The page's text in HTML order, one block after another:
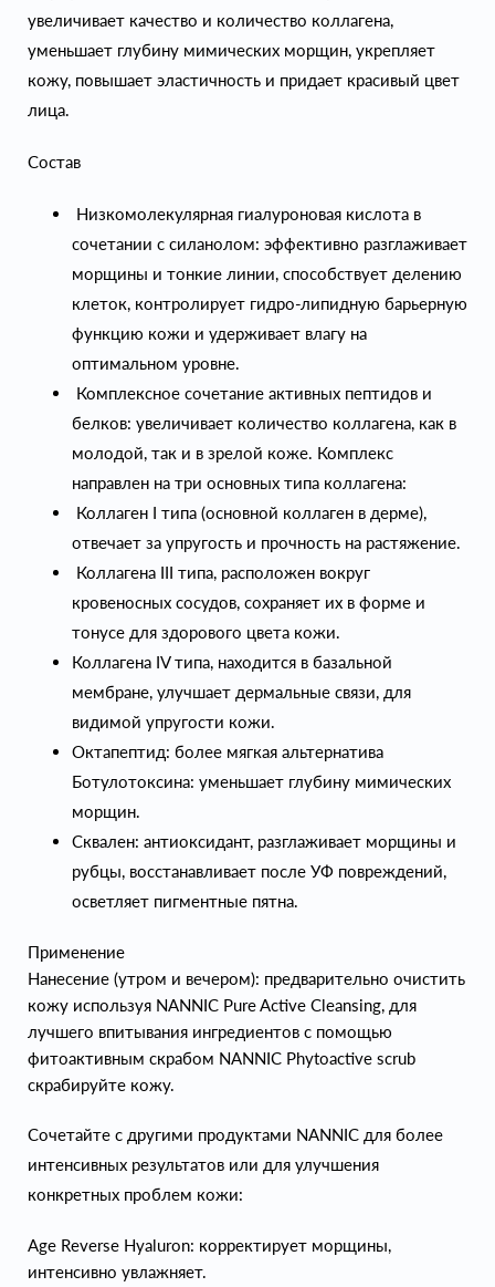
увеличивает качество и количество коллагена,
уменьшает глубину мимических морщин, укрепляет
кожу, повышает эластичность и придает красивый цвет
лица.
Состав
Низкомолекулярная гиалуроновая кислота в
сочетании с силанолом: эффективно разглаживает
морщины и тонкие линии, способствует делению
клеток, контролирует гидро-липидную барьерную
функцию кожи и удерживает влагу на
оптимальном уровне.
Комплексное сочетание активных пептидов и
белков: увеличивает количество коллагена, как в
молодой, так и в зрелой коже. Комплекс
направлен на три основных типа коллагена:
Коллаген I типа (основной коллаген в дерме),
отвечает за упругость и прочность на растяжение.
Коллагена III типа, расположен вокруг
кровеносных сосудов, сохраняет их в форме и
тонусе для здорового цвета кожи.
Коллагена IV типа, находится в базальной
мембране, улучшает дермальные связи, для
видимой упругости кожи.
Октапептид: более мягкая альтернатива
Ботулотоксина: уменьшает глубину мимических
морщин.
Сквален: антиоксидант, разглаживает морщины и
рубцы, восстанавливает после УФ повреждений,
осветляет пигментные пятна.
Применение
Нанесение (утром и вечером): предварительно очистить
кожу используя NANNIC Pure Active Cleansing, для
лучшего впитывания ингредиентов с помощью
фитоактивным скрабом NANNIC Phytoactive scrub
скрабируйте кожу.
Сочетайте с другими продуктами NANNIC для более
интенсивных результатов или для улучшения
конкретных проблем кожи:
Age Reverse Hyaluron: корректирует морщины,
интенсивно увлажняет.